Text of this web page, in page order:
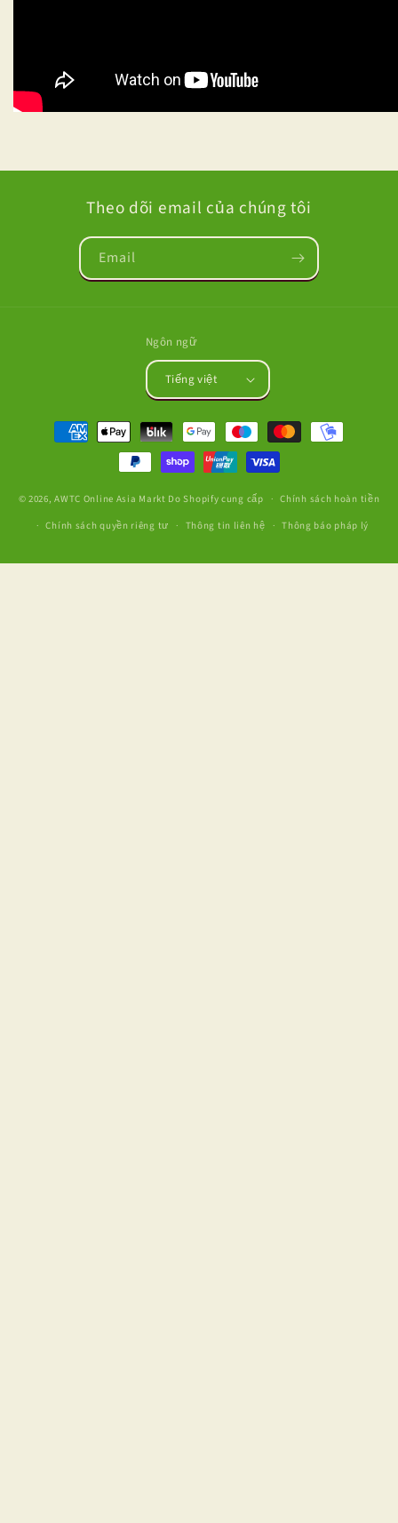
Theo dõi email của chúng tôi
Email
Ngôn ngữ
Tiếng việt
Phương
thức
toán
© 2026,AWTC Online Asia Markt Do Shopify cung cấp
Chính sách hoàn tiền
Chính sách quyền riêng tư
Thông tin liên hệ Thông báo pháp lý